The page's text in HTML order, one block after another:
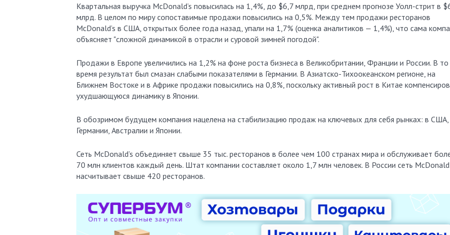
Квартальная выручка McDonald’s повысилась на 1,4%, до $6,7 млрд, при среднем прогнозе Уолл-стрит в
млрд. В целом по миру сопоставимые продажи повысились на 0,5%. Между тем продажи ресторанов
McDonald’s в США, открытых более года назад, упали на 1,7% (оценка аналитиков — 1,4%), что сама
объясняет "сложной динамикой в отрасли и суровой зимней погодой".
Продажи в Европе увеличились на 1,2% на фоне роста бизнеса в Великобритании, Франции и России. В
время результат был смазан слабыми показателями в Германии. В Азиатско-Тихоокеанском регионе, на
Ближнем Востоке и в Африке продажи повысились на 0,8%, поскольку активный рост в Китае
ухудшающуюся динамику в Японии.
В обозримом будущем компания нацелена на стабилизацию продаж на ключевых для себя рынках: в США,
Германии, Австралии и Японии.
Сеть McDonald’s объединяет свыше 35 тыс. ресторанов в более чем 100 странах мира и обслуживает
70 млн клиентов каждый день. Штат компании составляет около 1,7 млн человек. В России сеть
насчитывает свыше 420 ресторанов.